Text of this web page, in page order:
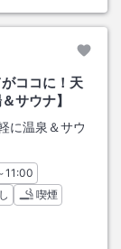
ココに！天
サウナ】
に温泉＆サウ
ェックアウト
11:00
喫煙